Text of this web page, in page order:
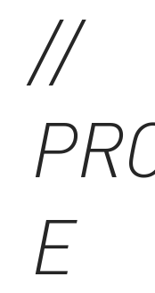
//
E